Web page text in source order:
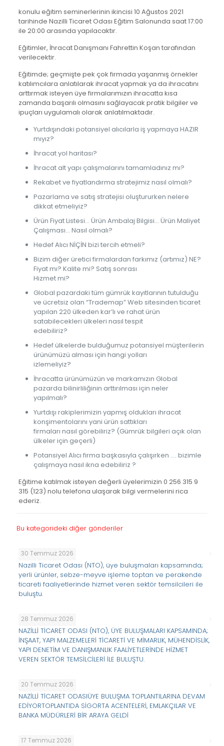
konulu eğitim seminerlerinin ikincisi 10 Ağustos 2021
tarihinde Nazilli Ticaret Odası Eğitim Salonunda saat 17:00
ile 20:00 arasında yapılacaktır.
Eğitimler, İhracat Danışmanı Fahrettin Koşan tarafından
verilecektir.
Eğitimde; geçmişte pek çok firmada yaşanmış örnekler
katılımcılara anlatılarak ihracat yapmak ya da ihracatını
arttırmak isteyen üye firmalarımızın ihracatta kısa
zamanda başarılı olmasını sağlayacak pratik bilgiler ve
ipuçları uygulamalı olarak anlatılmaktadır.
Yurtdışındaki potansiyel alıcılarla iş yapmaya HAZIR
mıyız?
İhracat yol haritası?
İhracat alt yapı çalışmalarını tamamladınız mı?
Rekabet ve fiyatlandırma stratejimiz nasıl olmalı?
Pazarlama ve satış stratejisi oluştururken nelere
dikkat etmeliyiz?
Ürün Fiyat Listesi… Ürün Ambalaj Bilgisi… Ürün Maliyet
Çalışması… Nasıl olmalı?
Hedef Alıcı NİÇİN bizi tercih etmeli?
Bizim diğer üretici firmalardan farkımız (artımız) NE?
Fiyat mı? Kalite mi? Satış sonrası
Hizmet mi?
Global pazardaki tüm gümrük kayıtlarının tutulduğu
ve ücretsiz olan “Trademap” Web sitesinden ticaret
yapılan 220 ülkeden kar’lı ve rahat ürün
satabilecekleri ülkeleri nasıl tespit
edebiliriz?
Hedef ülkelerde bulduğumuz potansiyel müşterilerin
ürünümüzü alması için hangi yolları
izlemeliyiz?
İhracatta ürünümüzün ve markamızın Global
pazarda bilinirliliğinin arttırılması için neler
yapılmalı?
Yurtdışı rakiplerimizin yapmış oldukları ihracat
konşimentolarını yani ürün sattıkları
firmaları nasıl görebiliriz? (Gümrük bilgileri açık olan
ülkeler için geçerli)
Potansiyel Alıcı firma başkasıyla çalışırken …. bizimle
çalışmaya nasıl ikna edebiliriz ?
Eğitime katılmak isteyen değerli üyelerimizin 0 256 315 9
315 (123) nolu telefona ulaşarak bilgi vermelerini rica
ederiz.
Bu kategorideki diğer gönderiler
30 Temmuz 2026
Nazilli Ticaret Odası (NTO), üye buluşmaları kapsamında;
yerli ürünler, sebze-meyve işleme toptan ve perakende
ticareti faaliyetlerinde hizmet veren sektör temsilcileri ile
buluştu.
28 Temmuz 2026
NAZİLLİ TİCARET ODASI (NTO), ÜYE BULUŞMALARI KAPSAMINDA;
İNŞAAT, YAPI MALZEMELERİ TİCARETİ VE MİMARLIK, MÜHENDİSLİK,
YAPI DENETİM VE DANIŞMANLIK FAALİYETLERİNDE HİZMET
VEREN SEKTÖR TEMSİLCİLERİ İLE BULUŞTU.
20 Temmuz 2026
NAZİLLİ TİCARET ODASIÜYE BULUŞMA TOPLANTILARINA DEVAM
EDİYORTOPLANTIDA SİGORTA ACENTELERİ, EMLAKÇILAR VE
BANKA MÜDÜRLERİ BİR ARAYA GELDİ
17 Temmuz 2026